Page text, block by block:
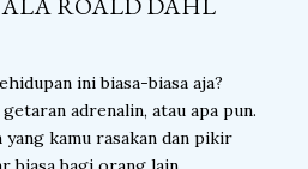
ini biasa-biasa aja?
adrenalin, atau apa pun.
kamu rasakan dan pikir